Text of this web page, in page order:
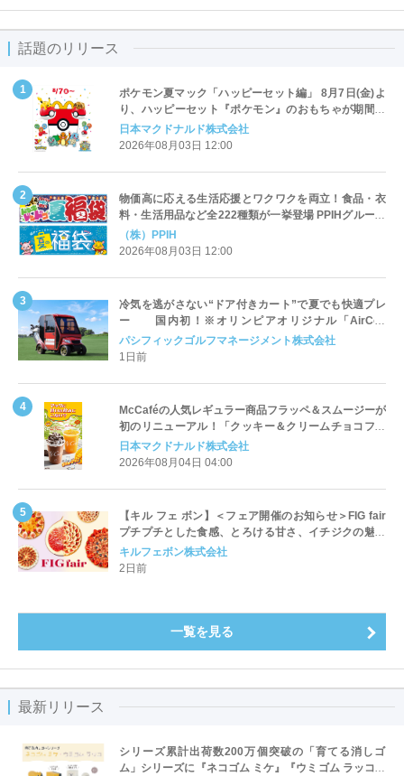
話題のリリース
ポケモン夏マック「ハッピーセット編」 8月7日(金)よ
り、ハッピーセット『ポケモン』のおもちゃが期間限
定登場
日本マクドナルド株式会社
2026年08月03日 12:00
物価高に応える生活応援とワクワクを両立！食品・衣
料・生活用品など全222種類が一挙登場 PPIHグループ
「夏福袋」＆セール 8月6日(木)より順次スタート
（株）PPIH
2026年08月03日 12:00
冷気を逃がさない“ドア付きカート”で夏でも快適プレ
ー 国内初！※オリンピアオリジナル「AirCon
Cart（エアコンカート）」導入 | ＰＧＭ
パシフィックゴルフマネージメント株式会社
1日前
McCaféの人気レギュラー商品フラッペ＆スムージーが
初のリニューアル！「クッキー＆クリームチョコフラ
ッペ」「マンゴースムージー」8月5日（水）から販売
開始
日本マクドナルド株式会社
2026年08月04日 04:00
【キル フェ ボン】＜フェア開催のお知らせ＞FIG fair
プチプチとした食感、とろける甘さ、イチジクの魅力
をたっぷりと。新作を含め、イチジク尽くしの全4種が
登場8月20日（木）スタート
キルフェボン株式会社
2日前
一覧を見る
最新リリース
シリーズ累計出荷数200万個突破の「育てる消しゴ
ム」シリーズに『ネコゴム ミケ』『ウミゴム ラッコ』